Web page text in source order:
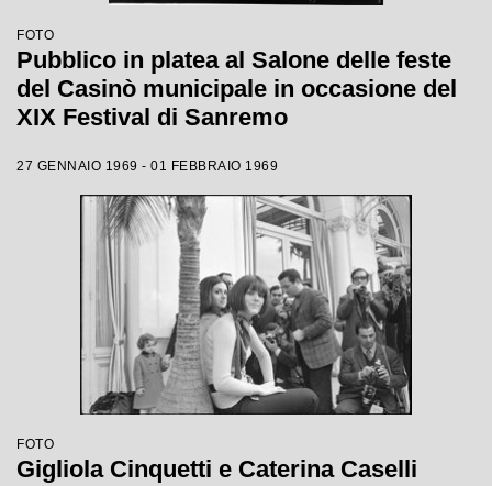
FOTO
Pubblico in platea al Salone delle feste
del Casinò municipale in occasione del
XIX Festival di Sanremo
27 GENNAIO 1969 - 01 FEBBRAIO 1969
FOTO
Gigliola Cinquetti e Caterina Caselli